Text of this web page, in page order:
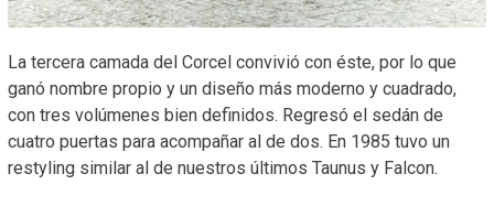
La tercera camada del Corcel convivió con éste, por lo que
ganó nombre propio y un diseño más moderno y cuadrado,
con tres volúmenes bien definidos. Regresó el sedán de
cuatro puertas para acompañar al de dos. En 1985 tuvo un
restyling similar al de nuestros últimos Taunus y Falcon.